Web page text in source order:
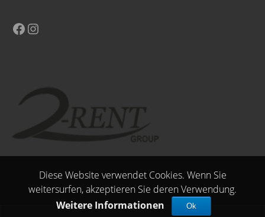
Diese Website verwendet Cookies. Wenn Sie
weitersurfen, akzeptieren Sie deren Verwendung.
Weitere Informationen
Ok